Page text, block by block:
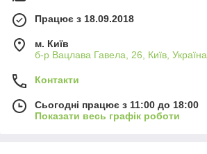
Працює з 18.09.2018
м. Київ
б-р Вацлава Гавела, 26, Київ, Україна
Контакти
Сьогодні працює з 11:00 до 18:00
Показати весь графік роботи